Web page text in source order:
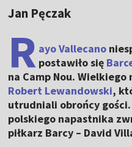
Jan Pęczak
R ayo Vallecano
postawiło się
na Camp Nou.
Robert Lewandowski,
utrudniali obrońcy
polskiego napastnika
piłkarz Barcy – David